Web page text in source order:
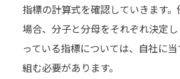
指標の計算式を確認していきます
場合、分子と分母をそれぞれ決定
っている指標については、自社に
組む必要があります。